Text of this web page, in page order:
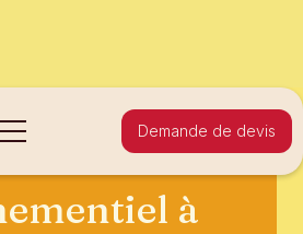
Demande de devis
Court
à